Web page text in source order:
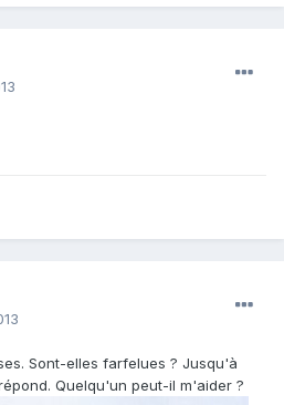
Sont-elles farfelues ? Jusqu'à
Quelqu'un peut-il m'aider ?